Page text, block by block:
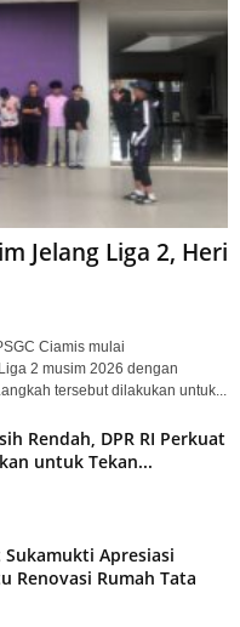
Jelang Liga 2, Heri
Ciamis mulai
2 musim 2026 dengan
tersebut dilakukan untuk...
Rendah, DPR RI Perkuat
untuk Tekan...
Apresiasi
Renovasi Rumah Tata